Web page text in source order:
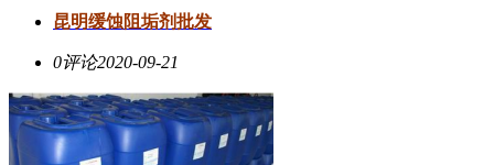
昆明缓蚀阻垢剂批发
0评论2020-09-21